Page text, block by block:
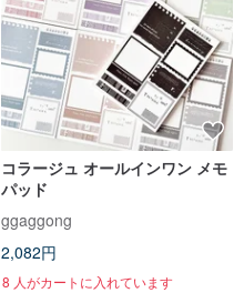
コラージュ オールインワン メモ
パッド
ggaggong
2,082円
8 人がカートに入れています